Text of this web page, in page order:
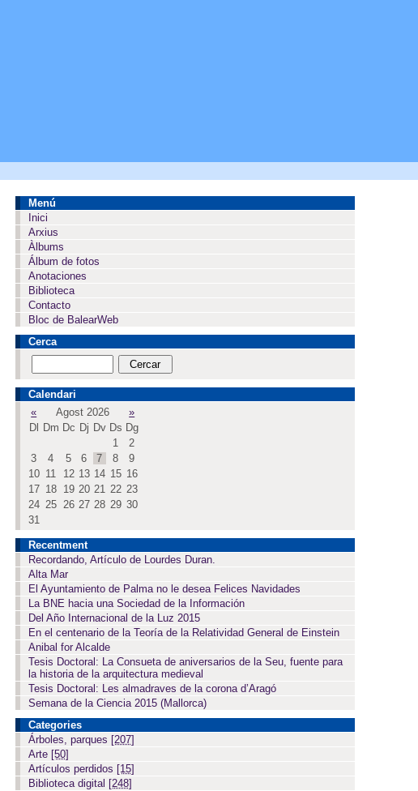
Menú
Inici
Arxius
Àlbums
Álbum de fotos
Anotaciones
Biblioteca
Contacto
Bloc de BalearWeb
Cerca
Calendari
«
Agost 2026
»
Dl
Dm Dc Dj Dv Ds Dg
1
2
3
4 5 6 7 8
9
10 11 12 13 14 15 16
17 18 19 20 21 22 23
24 25 26 27 28 29 30
31
Recentment
Recordando, Artículo de Lourdes Duran.
Alta Mar
El Ayuntamiento de Palma no le desea Felices Navidades
La BNE hacia una Sociedad de la Información
Del Año Internacional de la Luz 2015
En el centenario de la Teoría de la Relatividad General de Einstein
Anibal for Alcalde
Tesis Doctoral: La Consueta de aniversarios de la Seu, fuente para
la historia de la arquitectura medieval
Tesis Doctoral: Les almadraves de la corona d’Aragó
Semana de la Ciencia 2015 (Mallorca)
Categories
Árboles, parques [207]
Arte [50]
Artículos perdidos [15]
Biblioteca digital [248]